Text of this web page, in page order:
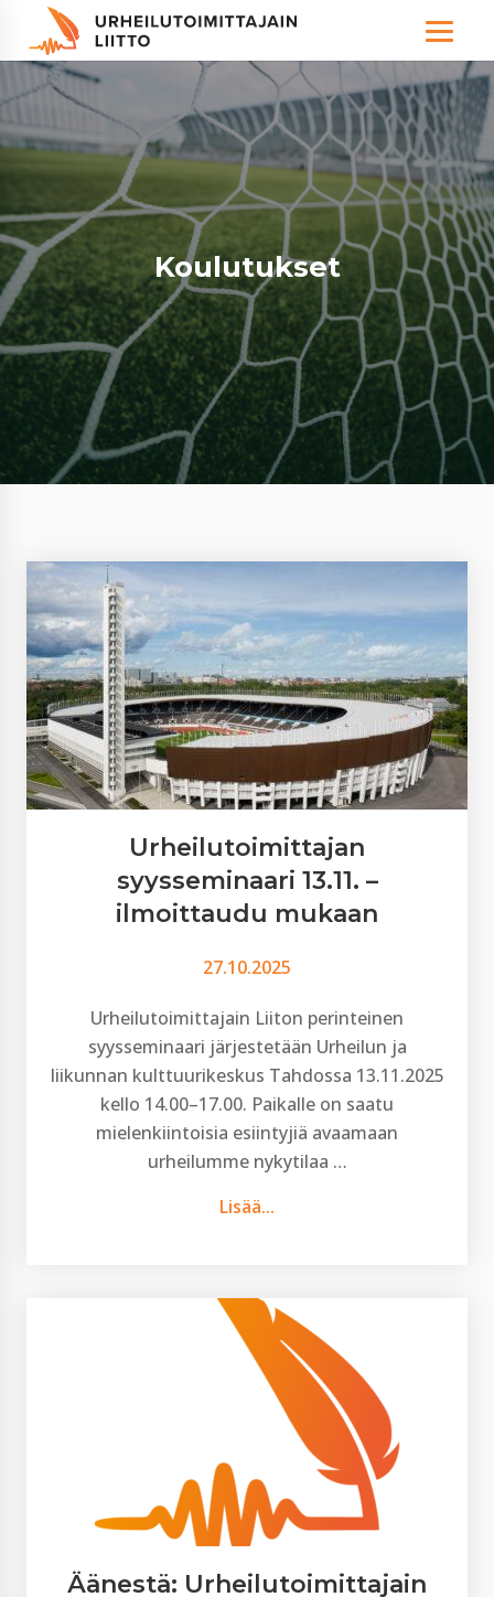
Hallitus
Valiokunnat
Paikalliskerhot
Säännöt
Urheilujournalismin palkitut
Koulutukset
Koulutukset
Urheilutoimittajan
syysseminaari 13.11. –
ilmoittaudu mukaan
27.10.2025
Urheilutoimittajain Liiton perinteinen
syysseminaari järjestetään Urheilun ja
liikunnan kulttuurikeskus Tahdossa 13.11.2025
kello 14.00–17.00. Paikalle on saatu
mielenkiintoisia esiintyjiä avaamaan
urheilumme nykytilaa …
Lisää...
Äänestä: Urheilutoimittajain